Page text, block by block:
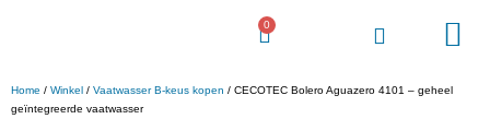
0
Home / Winkel / Vaatwasser B-keus kopen / CECOTEC Bolero Aguazero 4101 – geheel
geïntegreerde vaatwasser